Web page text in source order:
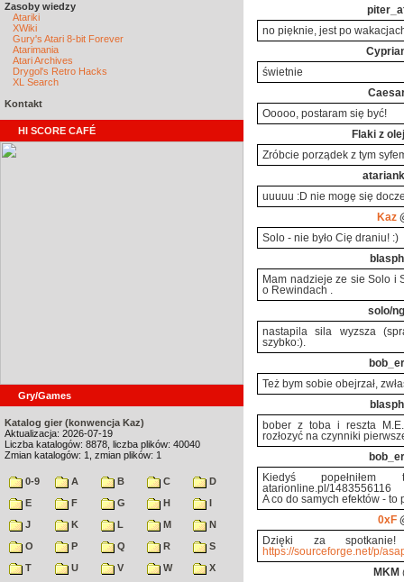
Zasoby wiedzy
Atariki
XWiki
Gury's Atari 8-bit Forever
Atarimania
Atari Archives
Drygol's Retro Hacks
XL Search
Kontakt
HI SCORE CAFÉ
Gry/Games
Katalog gier (konwencja Kaz)
Aktualizacja: 2026-07-19
Liczba katalogów: 8878, liczba plików: 40040
Zmian katalogów: 1, zmian plików: 1
0-9 A B C
D
E
F G H
I
J
K L M
N
O
P Q R
S
T
U V W
X
no pięknie, jest po
świetnie
Ooooo, postaram się być!
Flaki z
Zróbcie porządek z tym
uuuuu :D nie mogę się
Kaz
Solo - nie było Cię draniu! :)
blasph
Mam nadzieje ze sie Solo i
o Rewindach .
solo/ng
nastapila sila wyzsza
szybko:).
bob_er
Też bym sobie obejrzał,
blasph
bober z toba i reszta
rozłozyć na czynniki
bob_er
Kiedyś popełniłem
atarionline.pl/1483556116
A co do samych efektów -
0xF
Dzięki za
https://sourceforge.net/p/
MKM